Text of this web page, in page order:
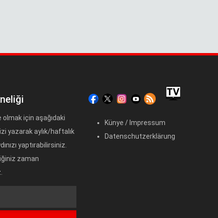
için aşağıdaki
yazarak aylık/haftalık
yaptırabilirsiniz.
zaman
Künye / Impressum
Datenschutzerklärung